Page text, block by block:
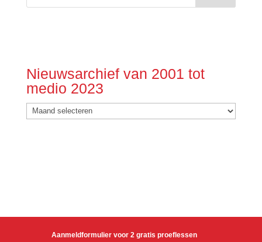
Nieuwsarchief van 2001 tot
medio 2023
Nieuwsarchief
van
Aanmeldformulier voor 2 gratis proeflessen